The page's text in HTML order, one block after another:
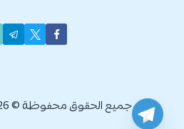
جميع الحقوق محفوظة © 2026 Dirasa Abroad